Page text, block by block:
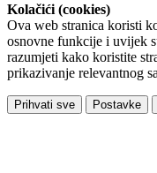
Kolačići (cookies)
Ova web stranica koristi
osnovne funkcije i uvijek
razumjeti kako koristite
prikazivanje relevantnog
Prihvati sve Postavke